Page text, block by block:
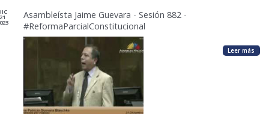
21
Asambleísta Jaime Guevara - Sesión 882 -
#ReformaParcialConstitucional
Leer más